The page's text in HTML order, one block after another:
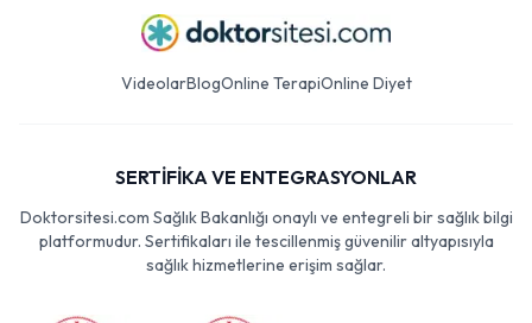
VideolarBlogOnline TerapiOnline Diyet
SERTİFİKA VE ENTEGRASYONLAR
Doktorsitesi.com Sağlık Bakanlığı onaylı ve entegreli bir sağlık bilgi
platformudur. Sertifikaları ile tescillenmiş güvenilir altyapısıyla
sağlık hizmetlerine erişim sağlar.